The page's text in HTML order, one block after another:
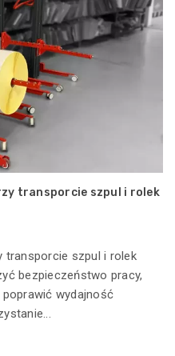
transporcie szpul i rolek
transporcie szpul i rolek
bezpieczeństwo pracy,
wydajność